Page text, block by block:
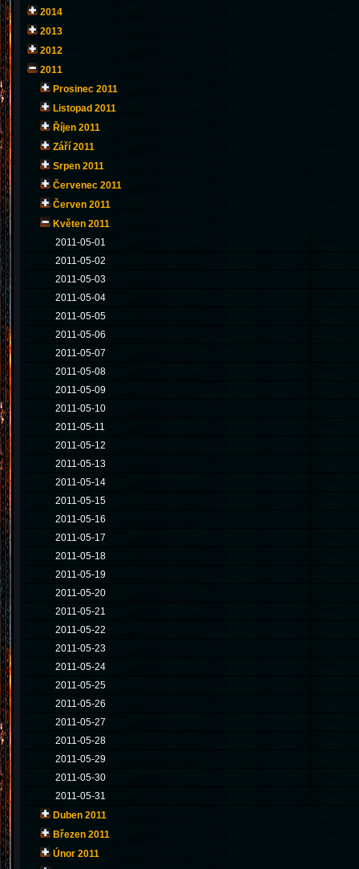
2014
2013
2012
2011
Prosinec 2011
Listopad 2011
Říjen 2011
Září 2011
Srpen 2011
Červenec 2011
Červen 2011
Květen 2011
2011-05-01
2011-05-02
2011-05-03
2011-05-04
2011-05-05
2011-05-06
2011-05-07
2011-05-08
2011-05-09
2011-05-10
2011-05-11
2011-05-12
2011-05-13
2011-05-14
2011-05-15
2011-05-16
2011-05-17
2011-05-18
2011-05-19
2011-05-20
2011-05-21
2011-05-22
2011-05-23
2011-05-24
2011-05-25
2011-05-26
2011-05-27
2011-05-28
2011-05-29
2011-05-30
2011-05-31
Duben 2011
Březen 2011
Únor 2011